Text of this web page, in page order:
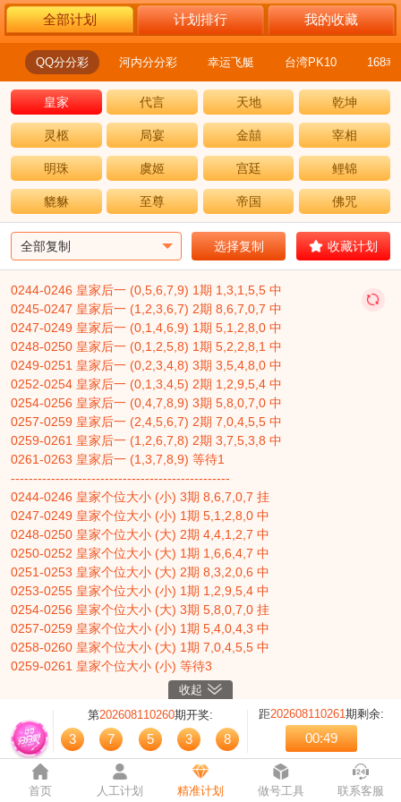
全部计划 计划排行 我的收藏
QQ分分彩 河内分分彩 幸运飞艇 台湾PK10 168幸
皇家 代言 天地 乾坤
灵柩 局宴 金囍 宰相
明珠 虞姬 宫廷 鲤锦
貔貅 至尊 帝国 佛咒
夏娃 神农 御风 红拂
黄金 财富 财经 谷歌
宝马 联盟
先锋 凯歌 木马
炫音 妙玉 霞飞
金凌 喜鹊 黑客
哈妮 百合 蔷薇
元芳 盈利
梦菲 辣椒 魔法
问心 天蓬 魔方
东风 荷花 彩中
精英 聚财 个位4
个位6 个位7 个位8
百位5 千位5
大小D 大小E
选择复制 收藏计划
0244-0246 皇家后一 (0,5,6,7,9) 1期 1,3,1,5,5 中
0245-0247 皇家后一 (1,2,3,6,7) 2期 8,6,7,0,7 中
0247-0249 皇家后一 (0,1,4,6,9) 1期 5,1,2,8,0 中
0248-0250 皇家后一 (0,1,2,5,8) 1期 5,2,2,8,1 中
0249-0251 皇家后一 (0,2,3,4,8) 3期 3,5,4,8,0 中
0252-0254 皇家后一 (0,1,3,4,5) 2期 1,2,9,5,4 中
0254-0256 皇家后一 (0,4,7,8,9) 3期 5,8,0,7,0 中
0257-0259 皇家后一 (2,4,5,6,7) 2期 7,0,4,5,5 中
0259-0261 皇家后一 (1,2,6,7,8) 2期 3,7,5,3,8 中
0261-0263 皇家后一 (1,3,7,8,9) 等待1
-------------------------------------------------
0244-0246 皇家个位大小 (小) 3期 8,6,7,0,7 挂
0247-0249 皇家个位大小 (小) 1期 5,1,2,8,0 中
0248-0250 皇家个位大小 (大) 2期 4,4,1,2,7 中
0250-0252 皇家个位大小 (大) 1期 1,6,6,4,7 中
0251-0253 皇家个位大小 (大) 2期 8,3,2,0,6 中
0253-0255 皇家个位大小 (小) 1期 1,2,9,5,4 中
0254-0256 皇家个位大小 (大) 3期 5,8,0,7,0 挂
0257-0259 皇家个位大小 (小) 1期 5,4,0,4,3 中
0258-0260 皇家个位大小 (大) 1期 7,0,4,5,5 中
0259-0261 皇家个位大小 (小) 等待3
-------------------------------------------------
0253-0257 皇家后二直选大小 (大-大) 5期 5,4,0,4,3 挂
0258-0262 皇家后二直选大小 (小-小) 等待4
-------------------------------------------------
0244-0246 皇家五星任选一 (8) 2期 3,1,8,9,8 中
0246-0248 皇家五星任选一 (2) 2期 5,1,2,8,0 中
0248-0250 皇家五星任选一 (3) 3期 1,6,6,4,7 挂
收起
第202608110260期开奖:
3 7 5 3 8
距202608110261期剩余:
00:49
首页 人工计划 精准计划 做号工具 联系客服